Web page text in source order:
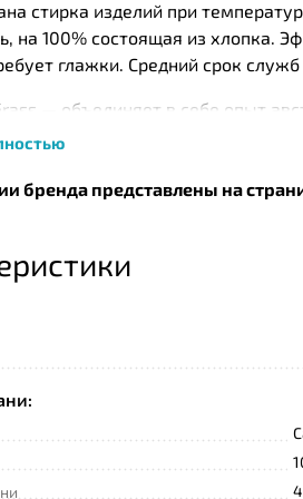
стирка изделий при
на 100% состоящая из хлопка.
глажки. Средний срок
— объединяет в себе опыт
современной коллекции
реализованные в
при производстве. При
термоскрепленния
каждое изделие ТМ
бренда представлены на